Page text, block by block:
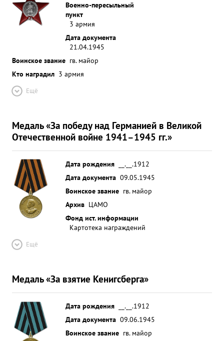
Боевое Знамя" Благодаря этому мероприя тию
большинство раненых Воинов-гвардейцев
своевременно представляются к заслуженной
награде. в боевой обстановке смел, находчив и
инициативен. ...»
Военно-пересыльный
пункт
3 армия
Дата документа
21.04.1945
Воинское звание гв. майор
Кто наградил 3 армия
Ещё
Медаль «За победу над Германией в Великой
Отечественной войне 1941–1945 гг.»
Дата рождения
__.__.1912
Дата документа 09.05.1945
Воинское звание гв. майор
Архив ЦАМО
Фонд ист. информации
Картотека награждений
Ещё
Медаль «За взятие Кенигсберга»
Дата рождения
__.__.1912
Дата документа 09.06.1945
Воинское звание гв. майор